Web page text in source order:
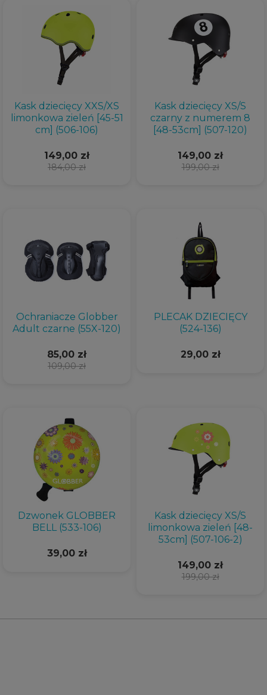
Kask dziecięcy XXS/XS
limonkowa zieleń [45-51
cm] (506-106)
184,00 zł
149,00 zł
Kask dziecięcy XS/S
czarny z numerem 8
[48-53cm] (507-120)
199,00 zł
149,00 zł
Ochraniacze Globber
Adult czarne (55X-120)
109,00 zł
85,00 zł
PLECAK DZIECIĘCY
(524-136)
29,00 zł
Dzwonek GLOBBER
BELL (533-106)
39,00 zł
Kask dziecięcy XS/S
limonkowa zieleń [48-
53cm] (507-106-2)
199,00 zł
149,00 zł